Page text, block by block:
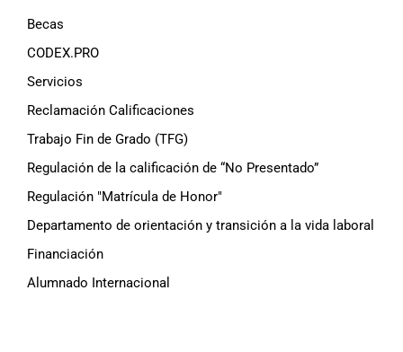
Becas
CODEX.PRO
Servicios
Reclamación Calificaciones
Trabajo Fin de Grado (TFG)
Regulación de la calificación de “No Presentado”
Regulación "Matrícula de Honor"
Departamento de orientación y transición a la vida laboral
Financiación
Alumnado Internacional